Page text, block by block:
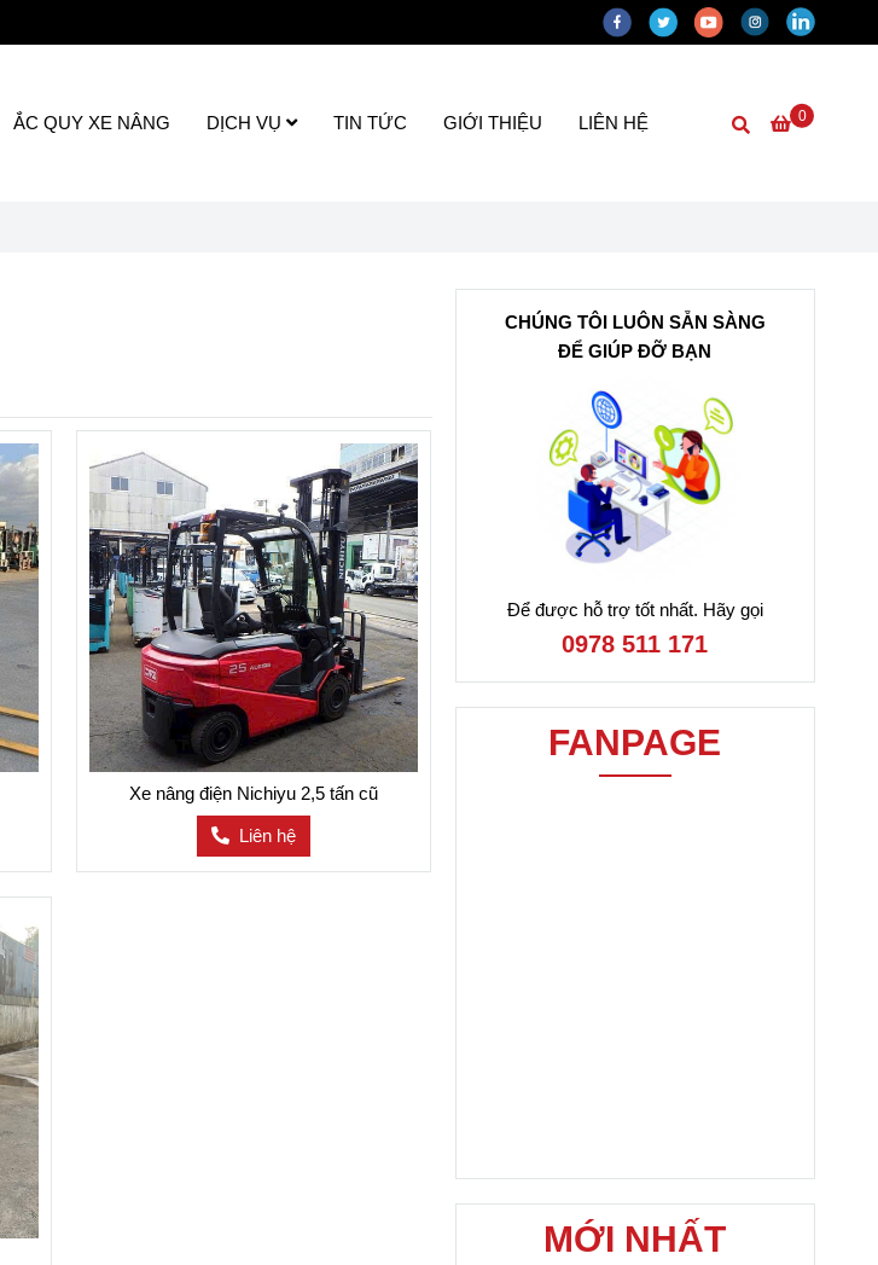
0
ẮC QUY XE NÂNG DỊCH VỤ TIN TỨC GIỚI THIỆU LIÊN HỆ
Xe nâng điện Nichiyu 2,5 tấn cũ
Liên hệ
CHÚNG TÔI LUÔN SẴN SÀNG
ĐỂ GIÚP ĐỠ BẠN
Để được hỗ trợ tốt nhất. Hãy gọi
0978 511 171
FANPAGE
MỚI NHẤT